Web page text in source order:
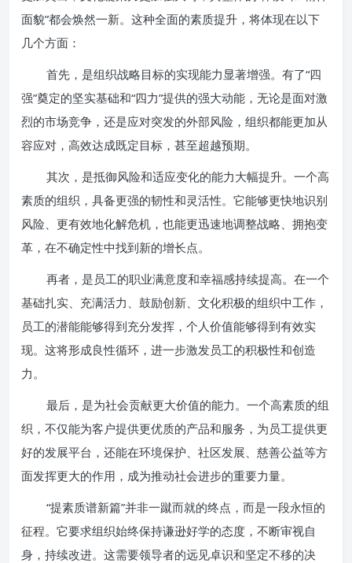
面貌”都会焕然一新。这种全面的素质提升，将体现在以下
几个方面：
首先，是组织战略目标的实现能力显著增强。有了“四
强”奠定的坚实基础和“四力”提供的强大动能，无论是面对激
烈的市场竞争，还是应对突发的外部风险，组织都能更加从
容应对，高效达成既定目标，甚至超越预期。
其次，是抵御风险和适应变化的能力大幅提升。一个高
素质的组织，具备更强的韧性和灵活性。它能够更快地识别
风险、更有效地化解危机，也能更迅速地调整战略、拥抱变
革，在不确定性中找到新的增长点。
再者，是员工的职业满意度和幸福感持续提高。在一个
基础扎实、充满活力、鼓励创新、文化积极的组织中工作，
员工的潜能能够得到充分发挥，个人价值能够得到有效实
现。这将形成良性循环，进一步激发员工的积极性和创造
力。
最后，是为社会贡献更大价值的能力。一个高素质的组
织，不仅能为客户提供更优质的产品和服务，为员工提供更
好的发展平台，还能在环境保护、社区发展、慈善公益等方
面发挥更大的作用，成为推动社会进步的重要力量。
“提素质谱新篇”并非一蹴而就的终点，而是一段永恒的
征程。它要求组织始终保持谦逊好学的态度，不断审视自
身，持续改进。这需要领导者的远见卓识和坚定不移的决